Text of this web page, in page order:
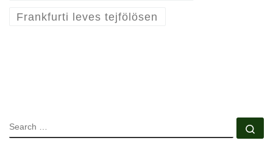
Frankfurti leves tejfölösen
SEARCH